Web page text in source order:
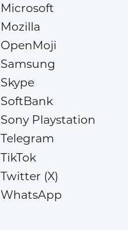
Microsoft
Mozilla
OpenMoji
Samsung
Skype
SoftBank
Sony Playstation
Telegram
TikTok
Twitter (X)
WhatsApp